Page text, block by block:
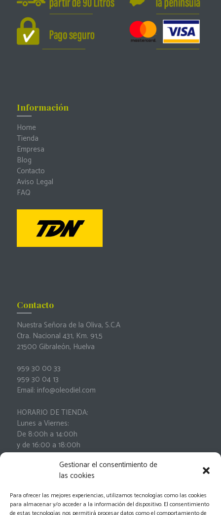
Gestionar el consentimiento de
las cookies
Para ofrecer las mejores experiencias, utilizamos tecnologías como las cookies
para almacenar y/o acceder a la información del dispositivo. El consentimiento
de estas tecnologías nos permitirá procesar datos como el comportamiento de
Información
Home
Tienda
Empresa
Blog
Contacto
Aviso Legal
FAQ
Contacto
Nuestra Señora de la Oliva, S.C.A
Ctra. Nacional 431, Km. 91,5
21500 Gibraleón, Huelva
959 30 00 33
959 30 04 13
Email: info@oleodiel.com
HORARIO DE TIENDA:
Lunes a Viernes:
De 8:00h a 14:00h
y de 16:00 a 18:00h
Sábados:
De 9:00h a 13:00h